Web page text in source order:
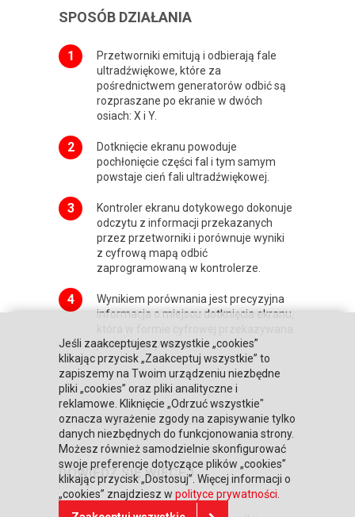
SPOSÓB DZIAŁANIA
Przetworniki emitują i odbierają fale
ultradźwiękowe, które za
pośrednictwem generatorów odbić są
rozpraszane po ekranie w dwóch
osiach: X i Y.
Dotknięcie ekranu powoduje
pochłonięcie części fal i tym samym
powstaje cień fali ultradźwiękowej.
Kontroler ekranu dotykowego dokonuje
odczytu z informacji przekazanych
przez przetworniki i porównuje wyniki
z cyfrową mapą odbić
zaprogramowaną w kontrolerze.
Wynikiem porównania jest precyzyjna
informacja o miejscu dotknięcia ekranu,
jest do komputera
DOWIEDZ SIĘ WIĘCEJ
Strona główna
Zaufali nam
Jeśli zaakceptujesz wszystkie „cookies”
klikając przycisk „Zaakceptuj wszystkie” to
zapiszemy na Twoim urządzeniu niezbędne
pliki „cookies” oraz pliki analityczne i
reklamowe. Kliknięcie „Odrzuć wszystkie"
oznacza wyrażenie zgody na zapisywanie tylko
danych niezbędnych do funkcjonowania strony.
Możesz również samodzielnie skonfigurować
swoje preferencje dotyczące plików „cookies”
klikając przycisk „Dostosuj”. Więcej informacji o
„cookies” znajdziesz w polityce prywatności.